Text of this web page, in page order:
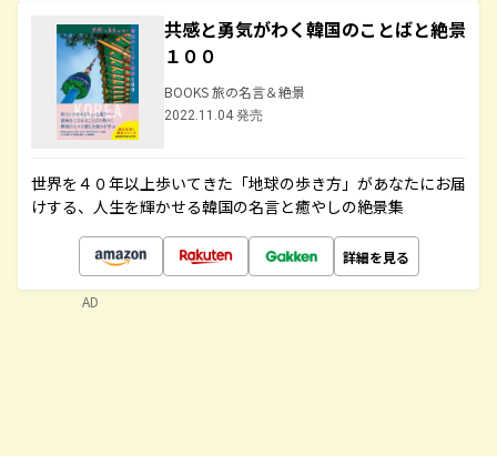
共感と勇気がわく韓国のことばと絶景
１００
BOOKS 旅の名言＆絶景
2022.11.04 発売
世界を４０年以上歩いてきた「地球の歩き方」があなたにお届
けする、人生を輝かせる韓国の名言と癒やしの絶景集
詳細を見る
AD